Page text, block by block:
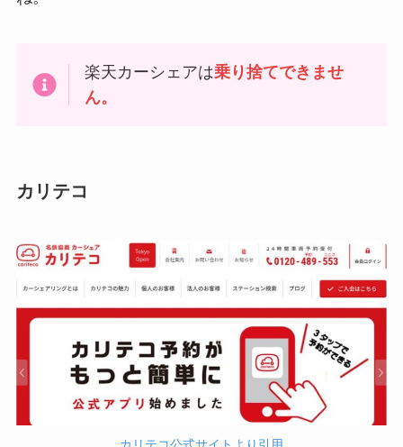
楽天カーシェアは乗り捨てできませ
ん。
カリテコ
カリテコ公式サイトより引用